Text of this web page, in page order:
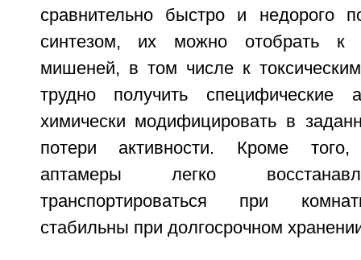
сравнительно быстро и недорого
синтезом, их можно отобрать к
мишеней, в том числе к
трудно получить специфические
химически модифицировать в
потери активности. Кроме того,
аптамеры легко
транспортироваться при
стабильны при долгосрочном